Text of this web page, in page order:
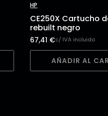
HP
CE250X Cartucho
rebuilt negro
67,41 €c/ IVA incluido
AÑADIR AL